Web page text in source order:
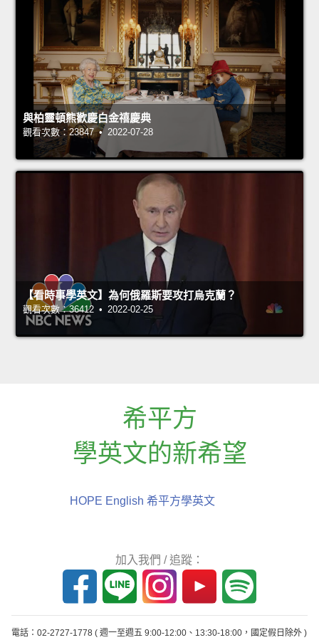
與柏靈頓熊歡慶白金禧慶典
觀看次數：23847 • 2022-07-28
【看時事學英文】為何俄羅斯要攻打烏克蘭？
觀看次數：36412 • 2022-02-25
希平方
學英文的新希望
HOPE English 希平方學英文
加入我們 / 追蹤：
電話：02-2727-1778 ( 週一至週五 9:00-12:00、13:30-18:00，國定假日除外 )